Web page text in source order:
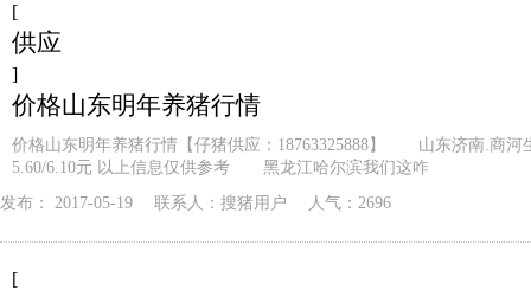
[
供应
]
价格山东明年养猪行情
价格山东明年养猪行情【仔猪供应：18763325888】 山东济南.商河
5.60/6.10元 以上信息仅供参考 黑龙江哈尔滨我们这咋
发布： 2017-05-19 联系人： 搜猪用户 人气：2696
[